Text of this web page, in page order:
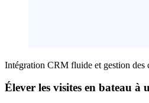
Intégration CRM fluide et gestion des
Élever les visites en bateau à